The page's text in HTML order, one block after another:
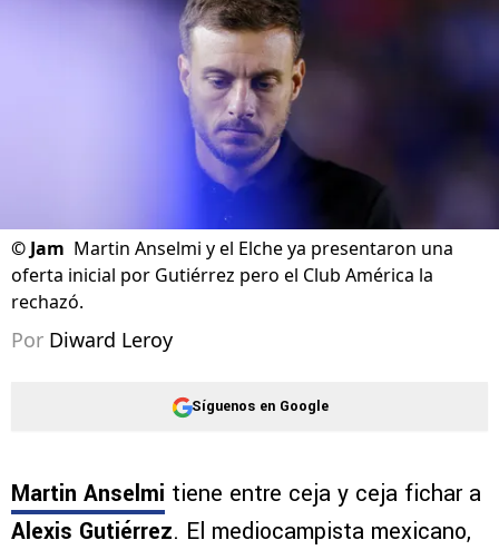
© Jam Martin Anselmi y el Elche ya presentaron una
oferta inicial por Gutiérrez pero el Club América la
rechazó.
Por Diward Leroy
Síguenos en Google
Martin Anselmi tiene entre ceja y ceja fichar a
Alexis Gutiérrez. El mediocampista mexicano,